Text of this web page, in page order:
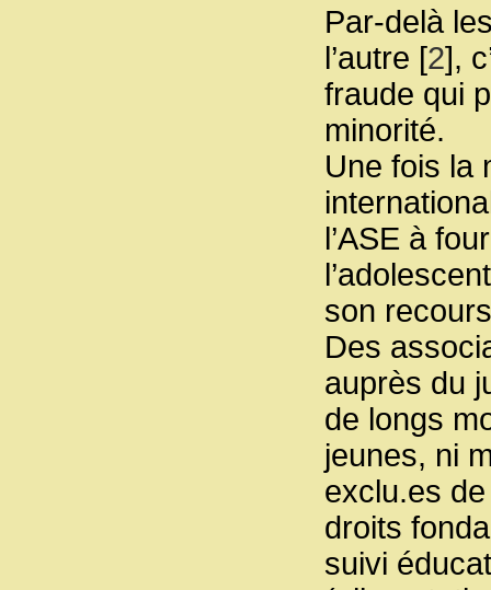
Par-delà
l’autre [2],
fraude qui
minorité.
Une fois la
l’ASE à
son
Des
auprès du
de longs
jeunes, ni
exclu.es
droits
suivi